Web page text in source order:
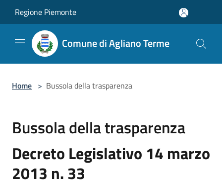
Regione Piemonte
Comune di Agliano Terme
Home > Bussola della trasparenza
Bussola della trasparenza
Decreto Legislativo 14 marzo
2013 n. 33